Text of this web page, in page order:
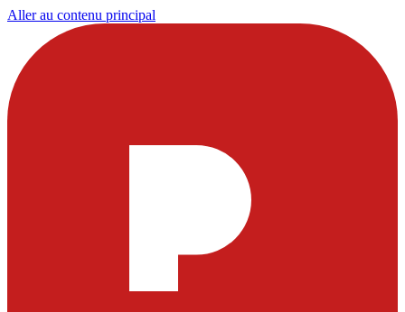
Aller au contenu principal